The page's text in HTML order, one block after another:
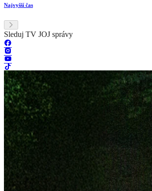
Najvyšší čas
Sleduj TV JOJ správy